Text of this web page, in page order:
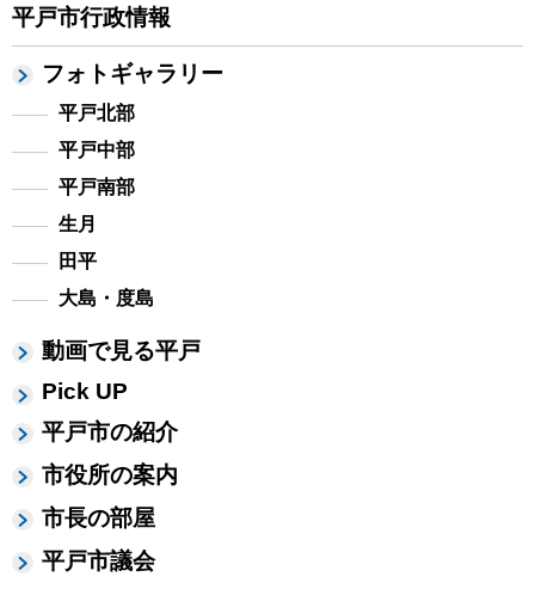
平戸市行政情報
フォトギャラリー
平戸北部
平戸中部
平戸南部
生月
田平
大島・度島
動画で見る平戸
Pick UP
平戸市の紹介
市役所の案内
市長の部屋
平戸市議会